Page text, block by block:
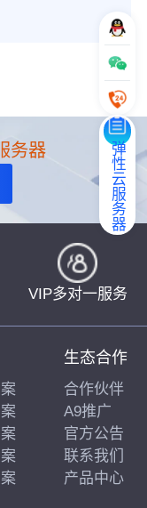
弹性云服务器
务器
VIP多对一服务
生态合作
合作伙伴
A9推广
官方公告
联系我们
产品中心